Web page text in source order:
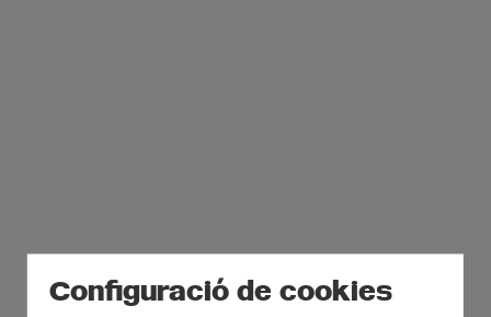
Configuració de cookies